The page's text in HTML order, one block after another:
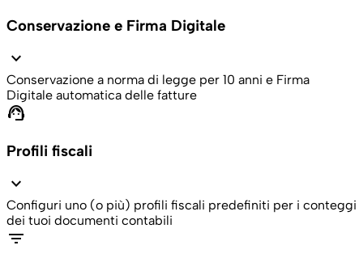
Conservazione e Firma Digitale
expand_more
Conservazione a norma di legge per 10 anni e Firma
Digitale automatica delle fatture
support_agent
Profili fiscali
expand_more
Configuri uno (o più) profili fiscali predefiniti per i conteggi
dei tuoi documenti contabili
filter_list